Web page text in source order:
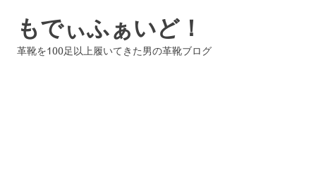
もでぃふぁいど！
革靴を100足以上履いてきた男の革靴ブログ